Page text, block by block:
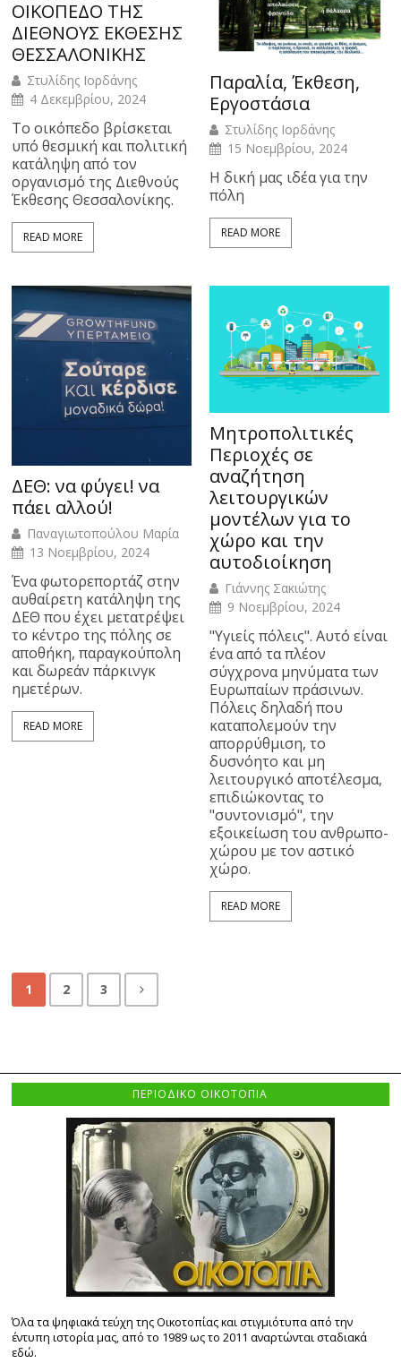
ΟΙΚΟΠΕΔΟ ΤΗΣ
ΔΙΕΘΝΟΥΣ ΕΚΘΕΣΗΣ
ΘΕΣΣΑΛΟΝΙΚΗΣ
Στυλίδης Ιορδάνης
4 Δεκεμβρίου, 2024
Το οικόπεδο βρίσκεται
υπό θεσμική και πολιτική
κατάληψη από τον
οργανισμό της Διεθνούς
Έκθεσης Θεσσαλονίκης.
READ MORE
Παραλία, Έκθεση,
Εργοστάσια
Στυλίδης Ιορδάνης
15 Νοεμβρίου, 2024
Η δική μας ιδέα για την
πόλη
READ MORE
ΔΕΘ: να φύγει! να
πάει αλλού!
Παναγιωτοπούλου Μαρία
13 Νοεμβρίου, 2024
Ένα φωτορεπορτάζ στην
αυθαίρετη κατάληψη της
ΔΕΘ που έχει μετατρέψει
το κέντρο της πόλης σε
αποθήκη, παραγκούπολη
και δωρεάν πάρκινγκ
ημετέρων.
READ MORE
Μητροπολιτικές
Περιοχές σε
αναζήτηση
λειτουργικών
μοντέλων για το
χώρο και την
αυτοδιοίκηση
Γιάννης Σακιώτης
9 Νοεμβρίου, 2024
"Υγιείς πόλεις". Αυτό είναι
ένα από τα πλέον
σύγχρονα μηνύματα των
Ευρωπαίων πράσινων.
Πόλεις δηλαδή που
καταπολεμούν την
απορρύθμιση, το
δυσνόητο και μη
λειτουργικό αποτέλεσμα,
επιδιώκοντας το
"συντονισμό", την
εξοικείωση του ανθρωπο-
χώρου με τον αστικό
χώρο.
READ MORE
1 2 3
ΠΕΡΙΟΔΙΚΟ ΟΙΚΟΤΟΠΙΑ
Όλα τα ψηφιακά τεύχη της Οικοτοπίας και στιγμιότυπα από την
έντυπη ιστορία μας, από το 1989 ως το 2011 αναρτώνται σταδιακά
εδώ.